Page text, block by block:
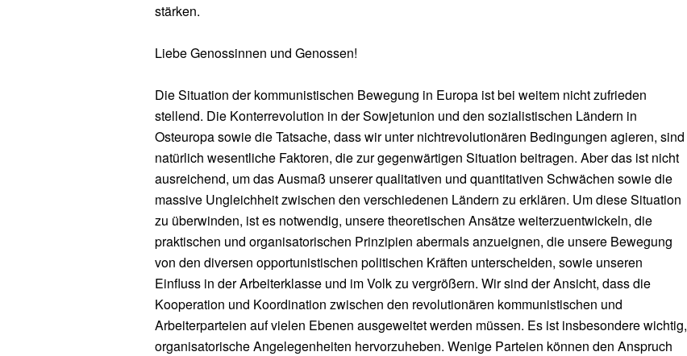
stärken.
Liebe Genossinnen und Genossen!
Die Situation der kommunistischen Bewegung in Europa ist bei weitem nicht zufrieden
stellend. Die Konterrevolution in der Sowjetunion und den sozialistischen Ländern in
Osteuropa sowie die Tatsache, dass wir unter nichtrevolutionären Bedingungen agieren, sind
natürlich wesentliche Faktoren, die zur gegenwärtigen Situation beitragen. Aber das ist nicht
ausreichend, um das Ausmaß unserer qualitativen und quantitativen Schwächen sowie die
massive Ungleichheit zwischen den verschiedenen Ländern zu erklären. Um diese Situation
zu überwinden, ist es notwendig, unsere theoretischen Ansätze weiterzuentwickeln, die
praktischen und organisatorischen Prinzipien abermals anzueignen, die unsere Bewegung
von den diversen opportunistischen politischen Kräften unterscheiden, sowie unseren
Einfluss in der Arbeiterklasse und im Volk zu vergrößern. Wir sind der Ansicht, dass die
Kooperation und Koordination zwischen den revolutionären kommunistischen und
Arbeiterparteien auf vielen Ebenen ausgeweitet werden müssen. Es ist insbesondere wichtig,
organisatorische Angelegenheiten hervorzuheben. Wenige Parteien können den Anspruch